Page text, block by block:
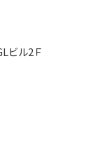
ビル2Ｆ